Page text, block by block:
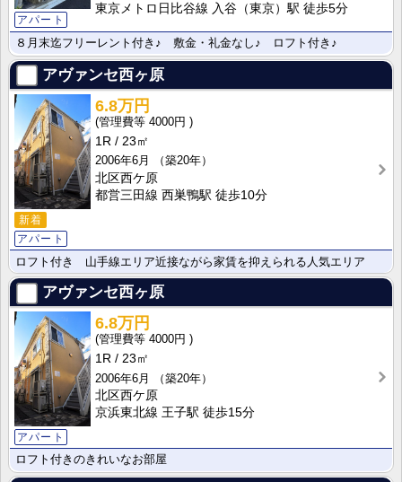
アパート
東京メトロ日比谷線 入谷（東京）駅 徒歩5分
８月末迄フリーレント付き♪ 敷金・礼金なし♪ ロフト付き♪
アヴァンセ西ヶ原
新着
アパート
6.8万円
4000円
1R
23㎡
2006年6月
（築20年）
北区西ケ原
都営三田線 西巣鴨駅 徒歩10分
ロフト付き 山手線エリア近接ながら家賃を抑えられる人気エリア
アヴァンセ西ヶ原
アパート
6.8万円
4000円
1R
23㎡
2006年6月
（築20年）
北区西ケ原
京浜東北線 王子駅 徒歩15分
ロフト付きのきれいなお部屋